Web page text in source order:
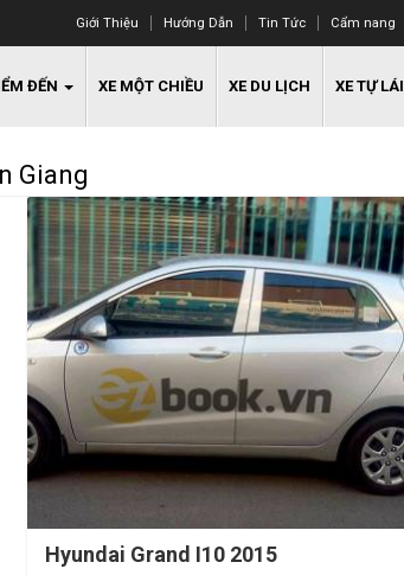
Giới Thiệu Hướng Dẫn Tin Tức Cẩm nang
ĐẾN XE MỘT CHIỀU XE DU LỊCH XE TỰ LÁI
Giang
Hyundai Grand I10 2015